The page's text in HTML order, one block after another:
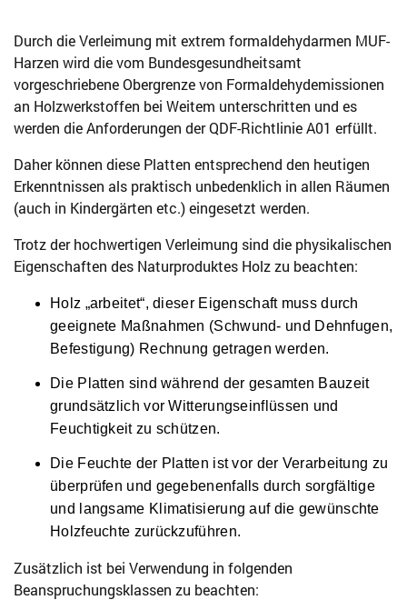
Durch die Verleimung mit extrem formaldehydarmen MUF-
Harzen wird die vom Bundesgesundheitsamt
vorgeschriebene Obergrenze von Formaldehydemissionen
an Holzwerkstoffen bei Weitem unterschritten und es
werden die Anforderungen der QDF-Richtlinie A01 erfüllt.
Daher können diese Platten entsprechend den heutigen
Erkenntnissen als praktisch unbedenklich in allen Räumen
(auch in Kindergärten etc.) eingesetzt werden.
Trotz der hochwertigen Verleimung sind die physikalischen
Eigenschaften des Naturproduktes Holz zu beachten:
Holz „arbeitet“, dieser Eigenschaft muss durch
geeignete Maßnahmen (Schwund- und Dehnfugen,
Befestigung) Rechnung getragen werden.
Die Platten sind während der gesamten Bauzeit
grundsätzlich vor Witterungseinflüssen und
Feuchtigkeit zu schützen.
Die Feuchte der Platten ist vor der Verarbeitung zu
überprüfen und gegebenenfalls durch sorgfältige
und langsame Klimatisierung auf die gewünschte
Holzfeuchte zurückzuführen.
Zusätzlich ist bei Verwendung in folgenden
Beanspruchungsklassen zu beachten: